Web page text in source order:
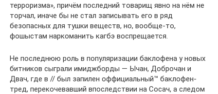
терроризма», причём последний товарищ явно на нём не
торчал, иначе бы не стал записывать его в ряд
безопасных для тушки веществ, но, вообще-то,
фошыстам наркоманить кагбэ воспрещается.
Не последнюю роль в популяризации баклофена у новых
битников сыграли имиджборды — Ычан, Доброчан и
Двач, где в // был запилен оффициальный™ баклофен-
тред, перекочевавший впоследствии на Сосач, а следом